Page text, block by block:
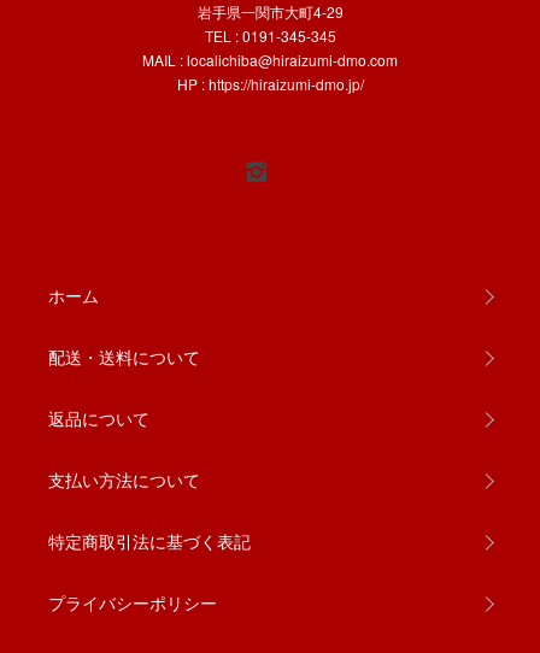
岩手県一関市大町4-29
TEL : 0191-345-345
MAIL :localichiba@hiraizumi-dmo.com
HP :https://hiraizumi-dmo.jp/
ホーム
配送・送料について
返品について
支払い方法について
特定商取引法に基づく表記
プライバシーポリシー